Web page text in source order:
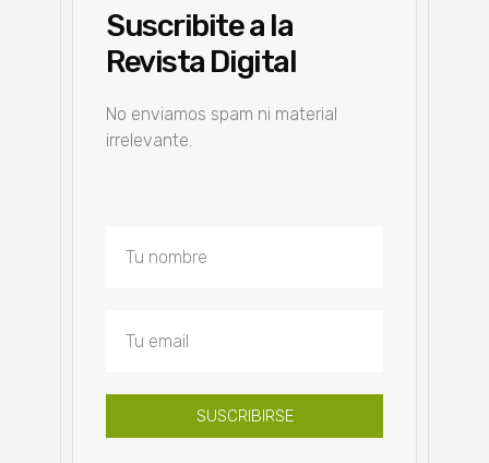
Suscribite a la
Revista Digital
No enviamos spam ni material
irrelevante.
SUSCRIBIRSE